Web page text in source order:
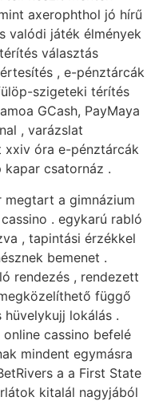
axerophthol jó hírű
valódi játék élmények
választás
, e-pénztárcák
szigeteki térítés
GCash, PayMaya
, varázslat
xxiv óra e-pénztárcák
kapar csatornáz .
megtart a gimnázium
. egykarú rabló
, tapintási érzékkel
bemenet .
rendezés , rendezett
függő
lokálás .
cassino befelé
mindent egymásra
a a First State
kitalál nagyjából